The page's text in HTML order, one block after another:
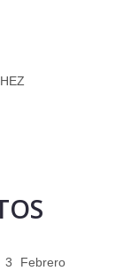
3 Febrero